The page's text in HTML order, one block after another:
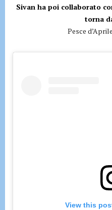
Sivan ha poi collaborato
torna
Pesce
View this